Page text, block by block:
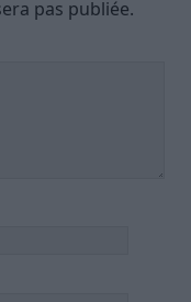
pas publiée.